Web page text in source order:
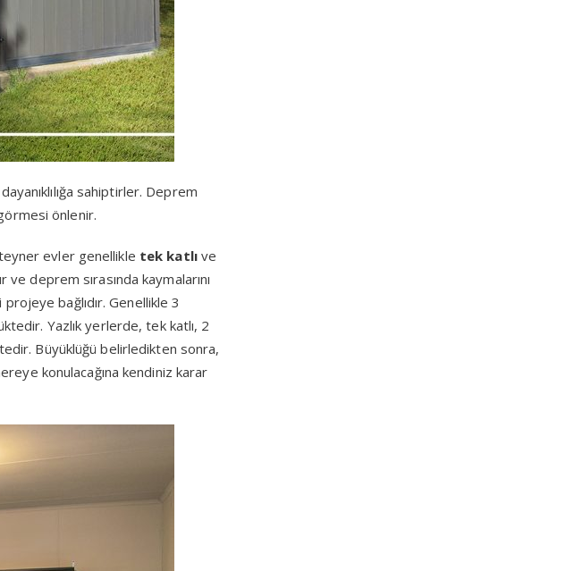
sahiptirler. Deprem
önlenir.
evler genellikle tek katlıve
deprem sırasında kaymalarını
bağlıdır. Genellikle 3
Yazlık yerlerde, tek katlı, 2
Büyüklüğü belirledikten sonra,
konulacağına kendiniz karar